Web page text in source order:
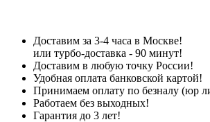
Доставим за 3-4 часа в Москве!
или турбо-доставка - 90 минут!
Доставим в любую точку России!
Удобная оплата банковской картой!
Принимаем оплату по безналу (юр
Работаем без выходных!
Гарантия до 3 лет!